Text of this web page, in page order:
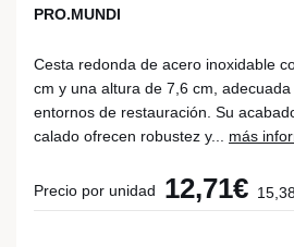
PRO.MUNDI
Cesta redonda de acero inoxidable
cm y una altura de 7,6 cm,
entornos de restauración. Su
calado ofrecen robustez y... más
Precio por unidad 12,71€